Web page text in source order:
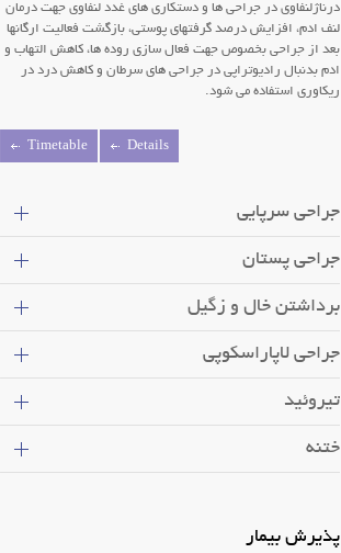
درناژلنفاوی در جراحی ها و دستکاری های غدد لنفاوی جهت درمان
لنف ادم، افزایش درصد گرفتهای پوستی، بازگشت فعالیت ارگانها
بعد از جراحی بخصوص جهت فعال سازی روده ها، کاهش التهاب و
ادم بدنبال رادیوتراپی در جراحی های سرطان و کاهش درد در
ریکاوری استفاده می شود.
Timetable Details
جراحی سرپایی
جراحی پستان
برداشتن خال و زگیل
جراحی لاپاراسکوپی
تیروئید
ختنه
پذیرش بیمار